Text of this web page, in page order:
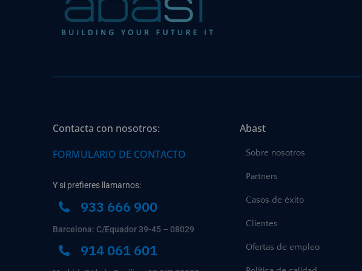
Contacta con nosotros:
FORMULARIO DE CONTACTO
Y si prefieres llamarnos:
933 666 900
Barcelona: C/Equador 39-45 – 08029
914 061 601
Abast
Sobre nosotros
Partners
Casos de éxito
Clientes
Ofertas de empleo